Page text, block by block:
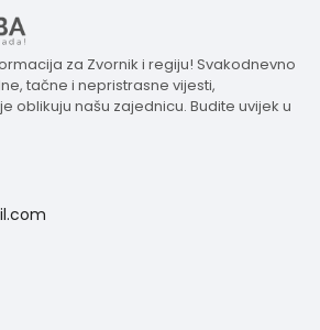
za Zvornik i regiju! Svakodnevno
tačne i nepristrasne vijesti,
oblikuju našu zajednicu. Budite uvijek u